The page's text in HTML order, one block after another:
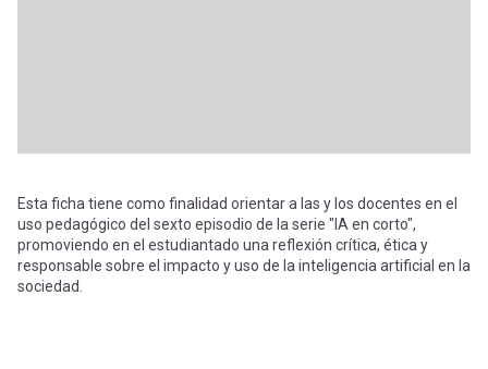
Esta ficha tiene como finalidad orientar a las y los docentes en el
uso pedagógico del sexto episodio de la serie "IA en corto",
promoviendo en el estudiantado una reflexión crítica, ética y
responsable sobre el impacto y uso de la inteligencia artificial en la
sociedad.